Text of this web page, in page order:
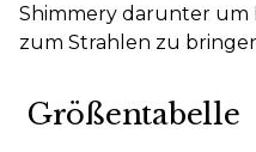
Shimmery darunter um
zum Strahlen zu
Größentabelle